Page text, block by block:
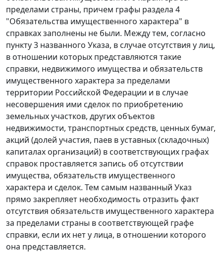
пределами страны, причем графы раздела 4
"Обязательства имущественного характера" в
справках заполнены не были. Между тем, согласно
пункту 3 названного Указа, в случае отсутствия у лиц,
в отношении которых представляются такие
справки, недвижимого имущества и обязательств
имущественного характера за пределами
территории Российской Федерации и в случае
несовершения ими сделок по приобретению
земельных участков, других объектов
недвижимости, транспортных средств, ценных бумаг,
акций (долей участия, паев в уставных (складочных)
капиталах организаций) в соответствующих графах
справок проставляется запись об отсутствии
имущества, обязательств имущественного
характера и сделок. Тем самым названный Указ
прямо закрепляет необходимость отразить факт
отсутствия обязательств имущественного характера
за пределами страны в соответствующей графе
справки, если их нет у лица, в отношении которого
она представляется.